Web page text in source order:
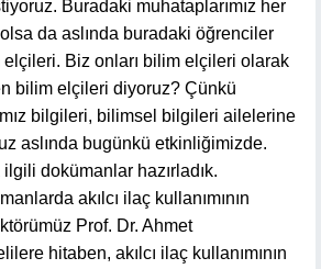
Buradaki muhataplarımız her
da aslında buradaki öğrenciler
Biz onları bilim elçileri olarak
bilim elçileri diyoruz? Çünkü
bilgileri, bilimsel bilgileri ailelerine
aslında bugünkü etkinliğimizde.
dokümanlar hazırladık.
akılcı ilaç kullanımının
Prof. Dr. Ahmet
hitaben, akılcı ilaç kullanımının